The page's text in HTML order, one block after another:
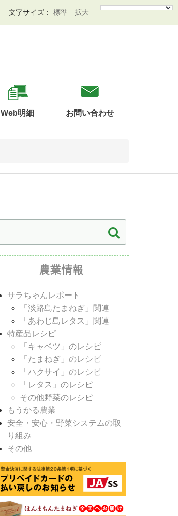
文字サイズ：標準 拡大
Web明細 お問い合わせ
農業情報
サラちゃんレポート
「淡路島たまねぎ」関連
「あわじ島レタス」関連
特産品レシピ
「キャベツ」のレシピ
「たまねぎ」のレシピ
「ハクサイ」のレシピ
「レタス」のレシピ
その他野菜のレシピ
もうかる農業
安全・安心・野菜システムの取
り組み
その他